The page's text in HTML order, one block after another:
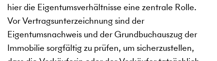
hier die Eigentumsverhältnisse eine zentrale Rolle.
Vor Vertragsunterzeichnung sind der
Eigentumsnachweis und der Grundbuchauszug der
Immobilie sorgfältig zu prüfen, um sicherzustellen,